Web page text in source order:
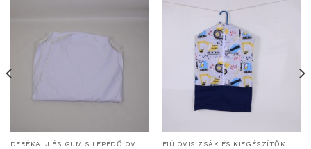
FIÚ OVIS ZSÁK ÉS KIEGÉSZÍTŐK